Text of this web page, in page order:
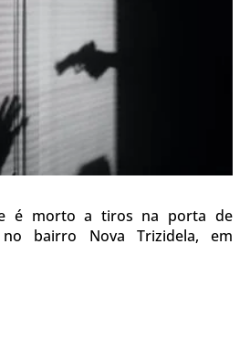
é morto a tiros na porta de
no bairro Nova Trizidela, em